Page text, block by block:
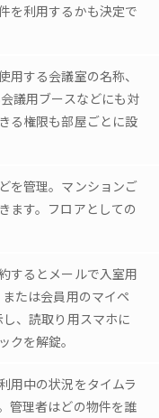
を利用するかも決定で
用する会議室の名称、
議用ブースなどにも対
る権限も部屋ごとに設
を管理。マンションご
ます。フロアとしての
するとメールで入室用
たは会員用のマイペ
、読取り用スマホに
クを解錠。
用中の状況をタイムラ
管理者はどの物件を誰